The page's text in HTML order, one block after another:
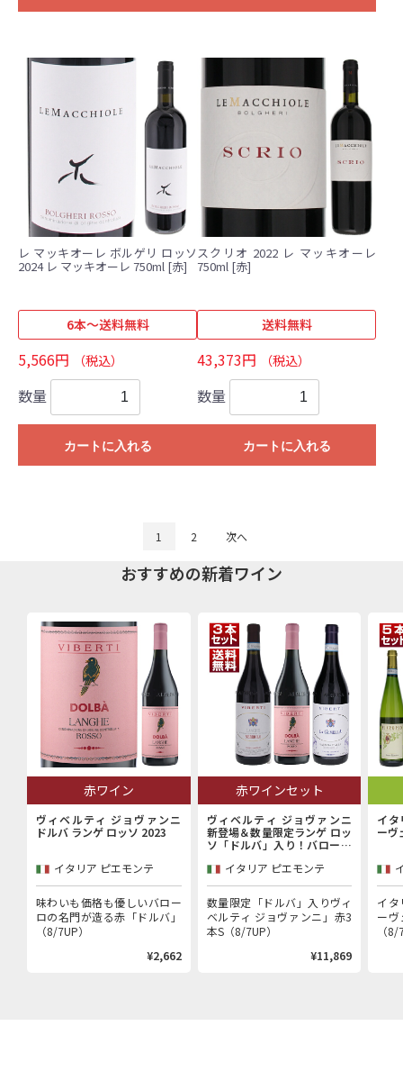
レ マッキオーレ ボルゲリ ロッソ
2024 レ マッキオーレ 750ml [赤]
6本～送料無料
5,566円 （税込）
数量
カートに入れる
スクリオ 2022 レ マッキオーレ
750ml [赤]
送料無料
43,373円 （税込）
数量
カートに入れる
1 2 次へ
おすすめの新着ワイン
赤ワイン
ヴィベルティ ジョヴァンニ
ドルバ ランゲ ロッソ 2023
イタリア ピエモンテ
味わいも価格も優しいバロー
ロの名門が造る赤「ドルバ」
（8/7UP）
¥2,662
赤ワインセット
ヴィベルティ ジョヴァンニ
新登場＆数量限定ランゲ ロッ
ソ「ドルバ」入り！バローロ
産者「ヴィベルティ ジョヴァ
ンニ」赤3本セット
イタリア ピエモンテ
数量限定「ドルバ」入りヴィ
ベルティ ジョヴァンニ」赤3
本S（8/7UP）
¥11,869
イタ
ーヴ
イタ
ー
（